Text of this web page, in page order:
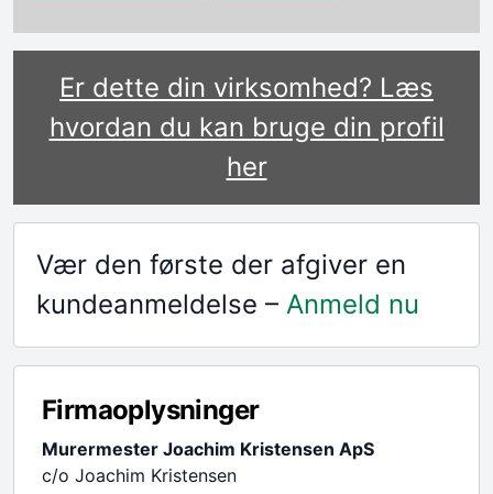
Er dette din virksomhed? Læs
hvordan du kan bruge din profil
her
Vær den første der afgiver en
kundeanmeldelse – Anmeld nu
Firmaoplysninger
Murermester Joachim Kristensen ApS
c/o Joachim Kristensen